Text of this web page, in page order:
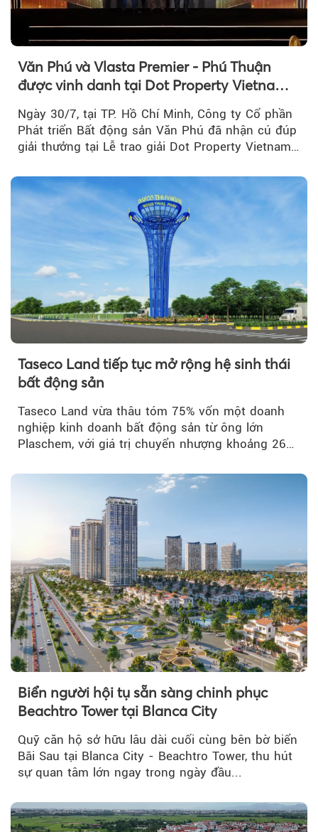
Văn Phú và Vlasta Premier - Phú Thuận
được vinh danh tại Dot Property Vietnam
Ngày 30/7, tại TP. Hồ Chí Minh, Công ty Cổ phần
Phát triển Bất động sản Văn Phú đã nhận cú đúp
giải thưởng tại Lễ trao giải Dot Property Vietnam
Taseco Land tiếp tục mở rộng hệ sinh thái
bất động sản
Taseco Land vừa thâu tóm 75% vốn một doanh
nghiệp kinh doanh bất động sản từ ông lớn
Plaschem, với giá trị chuyển nhượng khoảng 262
Biển người hội tụ sẵn sàng chinh phục
Beachtro Tower tại Blanca City
Quỹ căn hộ sở hữu lâu dài cuối cùng bên bờ biển
Bãi Sau tại Blanca City - Beachtro Tower, thu hút
sự quan tâm lớn ngay trong ngày đầu...